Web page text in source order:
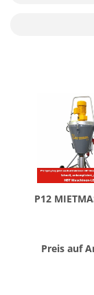
P12
Preis auf